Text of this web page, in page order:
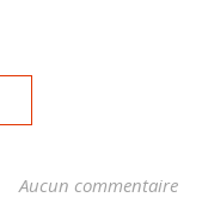
Aucun commentaire